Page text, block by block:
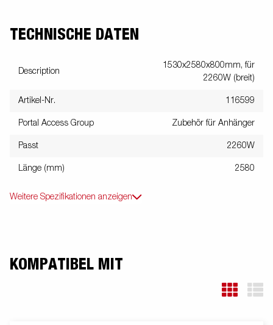
TECHNISCHE DATEN
Description
1530x2580x800mm, für
2260W (breit)
Artikel-Nr. 116599
Portal Access Group Zubehör für Anhänger
Passt 2260W
Länge (mm) 2580
Weitere Spezifikationen anzeigen
KOMPATIBEL MIT